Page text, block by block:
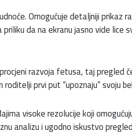
Omogućuje detaljniji prikaz
da na ekranu jasno vide lice
razvoja fetusa, taj pregled
prvi put “upoznaju” svoju
visoke rezolucije koji
analizu i ugodno iskustvo